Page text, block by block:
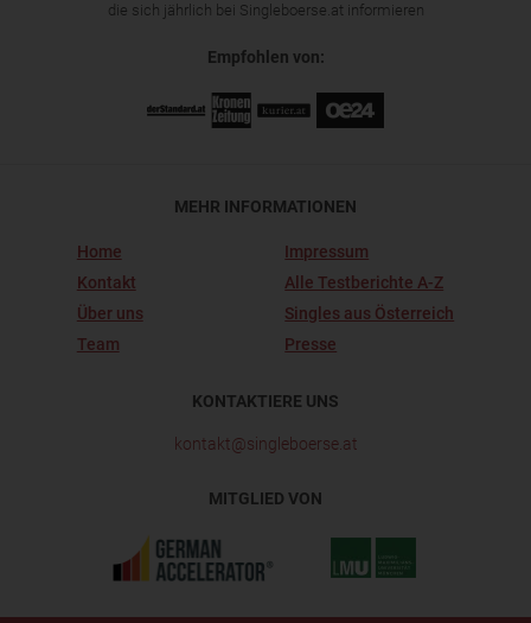
die sich jährlich bei Singleboerse.at informieren
Empfohlen von:
MEHR INFORMATIONEN
Home
Kontakt
Über uns
Team
Impressum
Alle Testberichte A-Z
Singles aus Österreich
Presse
KONTAKTIERE UNS
kontakt@singleboerse.at
MITGLIED VON